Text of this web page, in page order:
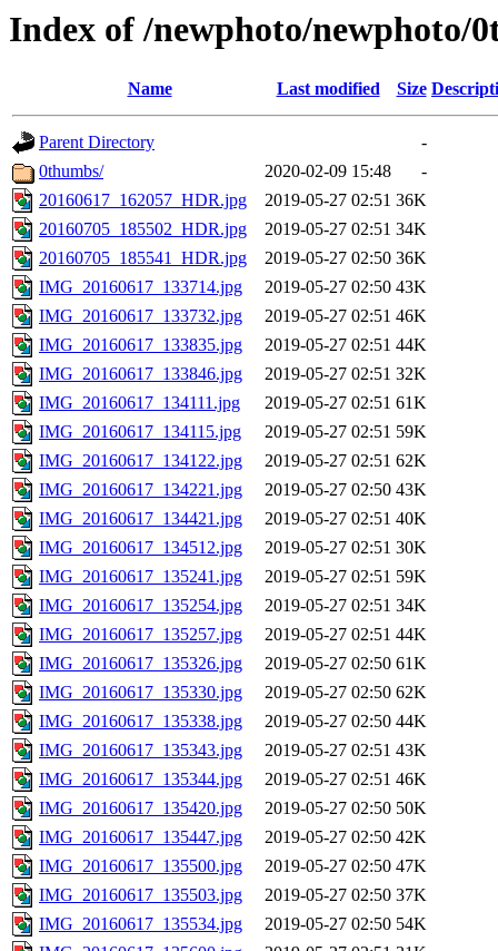
Index of /newphoto/newphoto/
Name Last modified Size
Parent Directory
-
0thumbs/
2020-02-09 15:48
-
20160617_162057_HDR.jpg
2019-05-27 02:51 36K
20160705_185502_HDR.jpg
2019-05-27 02:51 34K
20160705_185541_HDR.jpg
2019-05-27 02:50 36K
IMG_20160617_133714.jpg
2019-05-27 02:50 43K
IMG_20160617_133732.jpg
2019-05-27 02:51 46K
IMG_20160617_133835.jpg
2019-05-27 02:51 44K
IMG_20160617_133846.jpg
2019-05-27 02:51 32K
IMG_20160617_134111.jpg
2019-05-27 02:51 61K
IMG_20160617_134115.jpg
2019-05-27 02:51 59K
IMG_20160617_134122.jpg
2019-05-27 02:51 62K
IMG_20160617_134221.jpg
2019-05-27 02:50 43K
IMG_20160617_134421.jpg
2019-05-27 02:51 40K
IMG_20160617_134512.jpg
2019-05-27 02:51 30K
IMG_20160617_135241.jpg
2019-05-27 02:51 59K
IMG_20160617_135254.jpg
2019-05-27 02:51 34K
IMG_20160617_135257.jpg
2019-05-27 02:51 44K
IMG_20160617_135326.jpg
2019-05-27 02:50 61K
IMG_20160617_135330.jpg
2019-05-27 02:50 62K
IMG_20160617_135338.jpg
2019-05-27 02:50 44K
IMG_20160617_135343.jpg
2019-05-27 02:51 43K
IMG_20160617_135344.jpg
2019-05-27 02:51 46K
IMG_20160617_135420.jpg
2019-05-27 02:50 50K
IMG_20160617_135447.jpg
2019-05-27 02:50 42K
IMG_20160617_135500.jpg
2019-05-27 02:50 47K
IMG_20160617_135503.jpg
2019-05-27 02:50 37K
IMG_20160617_135534.jpg
2019-05-27 02:50 54K